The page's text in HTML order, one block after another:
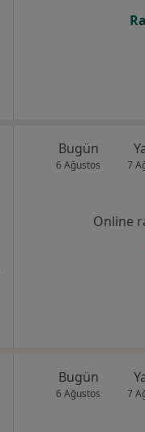
Bugün
6 Ağustos 7
Online
Bugün
6 Ağustos 7